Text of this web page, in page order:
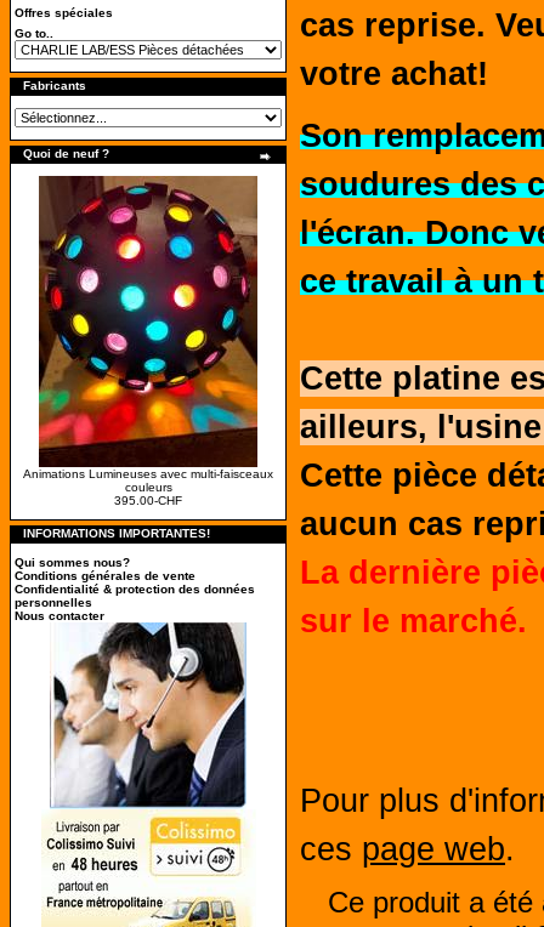
Offres spéciales
Go to..
Fabricants
Quoi de neuf ?
Animations Lumineuses avec multi-faisceaux
couleurs
395.00-CHF
INFORMATIONS IMPORTANTES!
Qui sommes nous?
Conditions générales de vente
Confidentialité & protection des données
personnelles
Nous contacter
cas reprise.
votre achat!
Son
soudures des
l'écran. Donc
ce travail à un
Cette platine
ailleurs, l'usine
Cette pièce
aucun cas
La dernière
sur le marché.
Pour plus
ces page web.
Ce produit a été